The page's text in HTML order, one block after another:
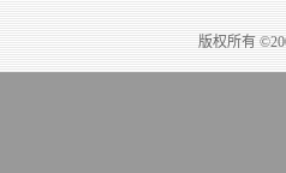
版权所有